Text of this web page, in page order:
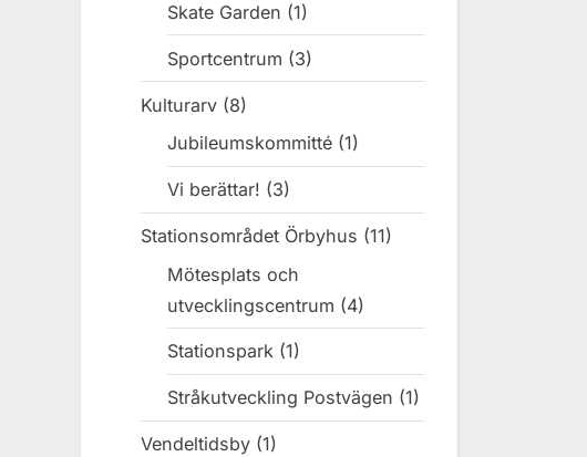
Skate Garden (1)
Sportcentrum (3)
Kulturarv (8)
Jubileumskommitté (1)
Vi berättar! (3)
Stationsområdet Örbyhus (11)
Mötesplats och
utvecklingscentrum (4)
Stationspark (1)
Stråkutveckling Postvägen (1)
Vendeltidsby (1)